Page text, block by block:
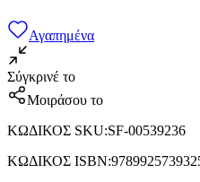
Αγαπημένα
Σύγκρινέ το
Μοιράσου το
ΚΩΔΙΚΟΣ SKU:SF-00539236
ΚΩΔΙΚΟΣ ISBN: